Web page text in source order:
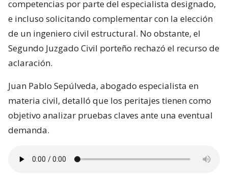
competencias por parte del especialista designado,
e incluso solicitando complementar con la elección
de un ingeniero civil estructural. No obstante, el
Segundo Juzgado Civil porteño rechazó el recurso de
aclaración.
Juan Pablo Sepúlveda, abogado especialista en
materia civil, detalló que los peritajes tienen como
objetivo analizar pruebas claves ante una eventual
demanda.